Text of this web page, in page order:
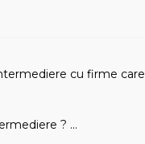
cu firme care
? ...